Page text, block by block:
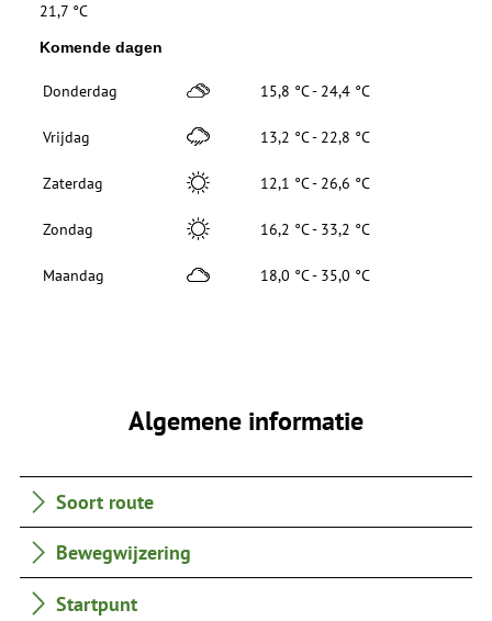
21,7 °C
Komende dagen
Donderdag 15,8 °C - 24,4 °C
Vrijdag 13,2 °C - 22,8 °C
Zaterdag 12,1 °C - 26,6 °C
Zondag 16,2 °C - 33,2 °C
Maandag 18,0 °C - 35,0 °C
Algemene informatie
Soort route
Bewegwijzering
Startpunt